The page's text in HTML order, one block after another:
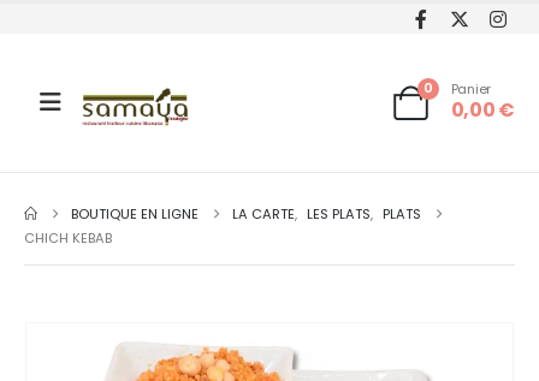
0 Panier
0,00€
BOUTIQUE EN LIGNE LA CARTE, LES PLATS, PLATS
CHICH KEBAB